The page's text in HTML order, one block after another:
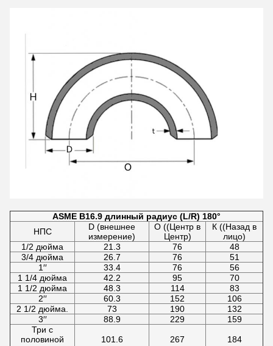
ASME B16.9 длинный радиус (L/R) 180°
НПС
D (внешнее
измерение)
О ((Центр в
Центр)
К ((Назад в
лицо)
1/2 дюйма
21.3 76
48
3/4 дюйма
26.7 76
51
1′′
33.4 76
56
1 1/4 дюйма
42.2 95
70
1 1/2 дюйма
48.3 114
83
2′′
60.3 152
106
2 1/2 дюйма.
73 190
132
3′′
88.9 229
159
Три с
половиной
101.6 267 184